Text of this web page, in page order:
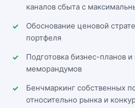
каналов сбыта с
Обоснование ценовой
портфеля
Подготовка бизнес-планов
меморандумов
Бенчмаркинг собственных
относительно рынка и